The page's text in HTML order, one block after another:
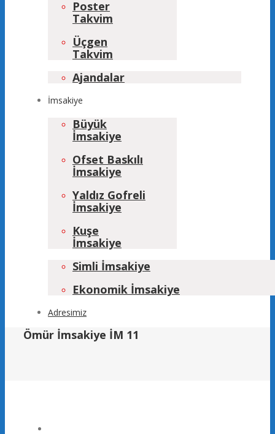
Poster
Takvim
Üçgen
Takvim
Ajandalar
İmsakiye
Büyük
İmsakiye
Ofset Baskılı
İmsakiye
Yaldız Gofreli
İmsakiye
Kuşe
İmsakiye
Simli İmsakiye
Ekonomik İmsakiye
Adresimiz
Ömür İmsakiye İM 11